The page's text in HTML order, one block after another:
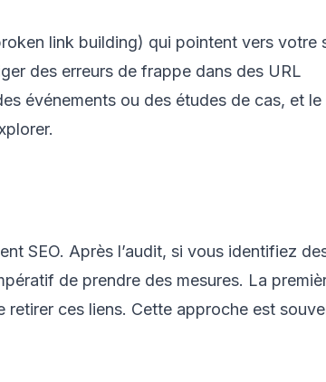
link building) qui pointent vers votre
des erreurs de frappe dans des URL
événements ou des études de cas, et le
SEO. Après l’audit, si vous identifiez
de prendre des mesures. La
ces liens. Cette approche est